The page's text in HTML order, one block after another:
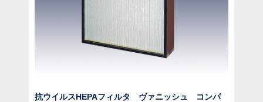
抗ウイルスHEPAフィルタ ヴァニッシュ コンパ